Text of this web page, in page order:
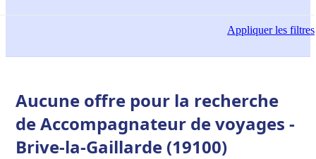
Appliquerles filtres
Aucune offre pour la recherche
de Accompagnateur de voyages -
Brive-la-Gaillarde (19100)